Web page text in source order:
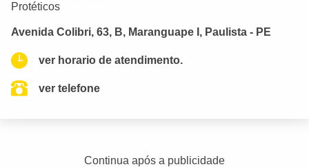
Protéticos
Avenida Colibri, 63, B, Maranguape I, Paulista - PE
ver horario de atendimento.
ver telefone
Continua após a publicidade